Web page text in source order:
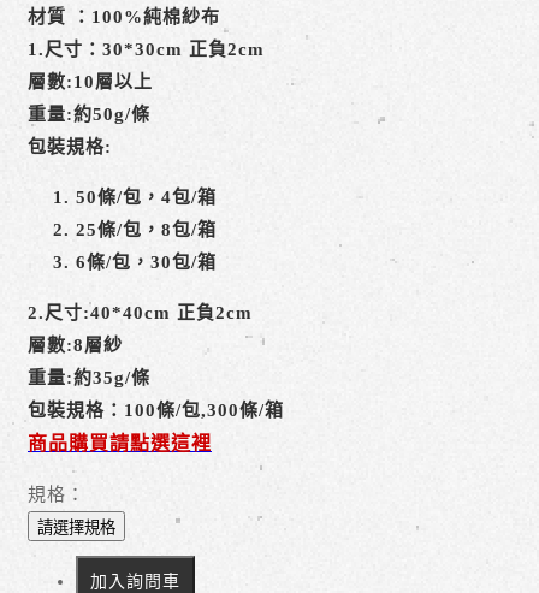
材質 ：100%純棉紗布
1.尺寸：30*30cm 正負2cm
層數:10層以上
重量:約50g/條
包裝規格:
50條/包，4包/箱
25條/包，8包/箱
6條/包，30包/箱
2.尺寸:40*40cm 正負2cm
層數:8層紗
重量:約35g/條
包裝規格：100條/包,300條/箱
商品購買請點選這裡
規格：
請選擇規格
加入詢問車